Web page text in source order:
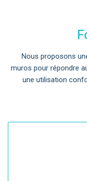
Nous proposons
muros pour répondre
une utilisation